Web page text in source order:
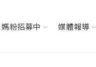
媽粉招募中 媒體報導